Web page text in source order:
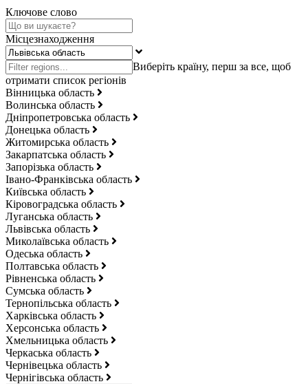
Ключове слово
Місцезнаходження
Вінницька область
Волинська область
Дніпропетровська область
Донецька область
Житомирська область
Закарпатська область
Запорізька область
Івано-Франківська область
Київська область
Кіровоградська область
Луганська область
Львівська область
Миколаївська область
Одеська область
Полтавська область
Рівненська область
Сумська область
Тернопільська область
Харківська область
Херсонська область
Хмельницька область
Черкаська область
Чернівецька область
Чернігівська область